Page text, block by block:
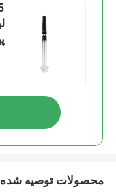
محصولات توصیه شده